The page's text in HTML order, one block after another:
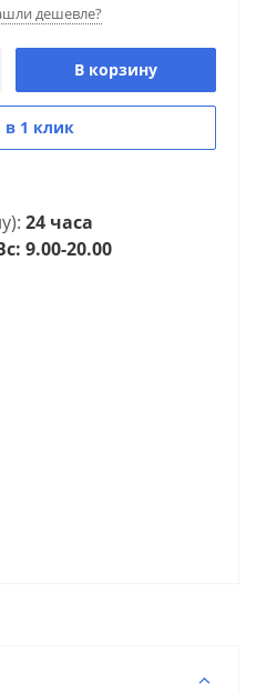
дешевле?
В корзину
в 1 клик
24 часа
9.00-20.00